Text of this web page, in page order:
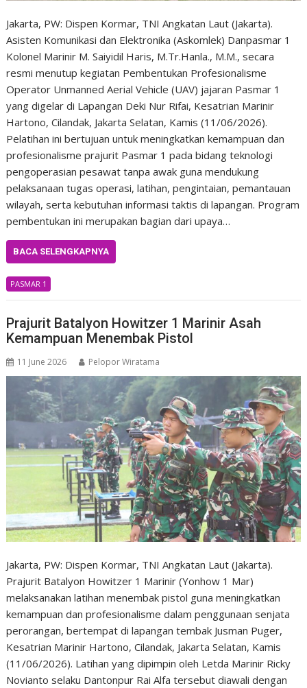
Jakarta, PW: Dispen Kormar, TNI Angkatan Laut (Jakarta).
Asisten Komunikasi dan Elektronika (Askomlek) Danpasmar 1
Kolonel Marinir M. Saiyidil Haris, M.Tr.Hanla., M.M., secara
resmi menutup kegiatan Pembentukan Profesionalisme
Operator Unmanned Aerial Vehicle (UAV) jajaran Pasmar 1
yang digelar di Lapangan Deki Nur Rifai, Kesatrian Marinir
Hartono, Cilandak, Jakarta Selatan, Kamis (11/06/2026).
Pelatihan ini bertujuan untuk meningkatkan kemampuan dan
profesionalisme prajurit Pasmar 1 pada bidang teknologi
pengoperasian pesawat tanpa awak guna mendukung
pelaksanaan tugas operasi, latihan, pengintaian, pemantauan
wilayah, serta kebutuhan informasi taktis di lapangan. Program
pembentukan ini merupakan bagian dari upaya…
BACA SELENGKAPNYA
PASMAR 1
Prajurit Batalyon Howitzer 1 Marinir Asah
Kemampuan Menembak Pistol
11 June 2026 Pelopor Wiratama
Jakarta, PW: Dispen Kormar, TNI Angkatan Laut (Jakarta).
Prajurit Batalyon Howitzer 1 Marinir (Yonhow 1 Mar)
melaksanakan latihan menembak pistol guna meningkatkan
kemampuan dan profesionalisme dalam penggunaan senjata
perorangan, bertempat di lapangan tembak Jusman Puger,
Kesatrian Marinir Hartono, Cilandak, Jakarta Selatan, Kamis
(11/06/2026). Latihan yang dipimpin oleh Letda Marinir Ricky
Novianto selaku Dantonpur Rai Alfa tersebut diawali dengan